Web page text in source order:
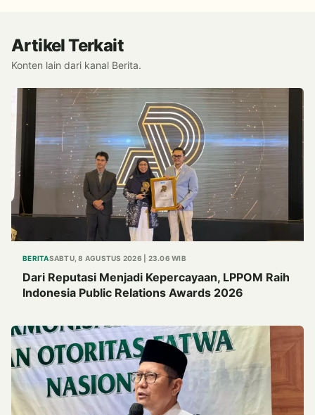
Artikel Terkait
Konten lain dari kanal Berita.
BERITASABTU, 8 AGUSTUS 2026 | 23.06 WIB
Dari Reputasi Menjadi Kepercayaan, LPPOM Raih
Indonesia Public Relations Awards 2026